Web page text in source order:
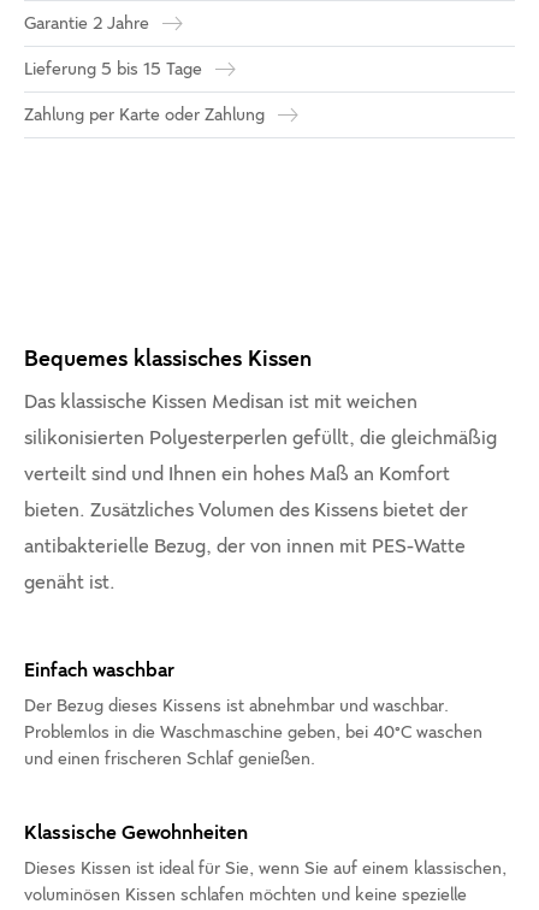
Garantie 2 Jahre
Lieferung 5 bis 15 Tage
Zahlung per Karte oder Zahlung
Bequemes klassisches Kissen
Das klassische Kissen Medisan ist mit weichen
silikonisierten Polyesterperlen gefüllt, die gleichmäßig
verteilt sind und Ihnen ein hohes Maß an Komfort
bieten. Zusätzliches Volumen des Kissens bietet der
antibakterielle Bezug, der von innen mit PES-Watte
genäht ist.
Einfach waschbar
Der Bezug dieses Kissens ist abnehmbar und waschbar.
Problemlos in die Waschmaschine geben, bei 40°C waschen
und einen frischeren Schlaf genießen.
Klassische Gewohnheiten
Dieses Kissen ist ideal für Sie, wenn Sie auf einem klassischen,
voluminösen Kissen schlafen möchten und keine spezielle